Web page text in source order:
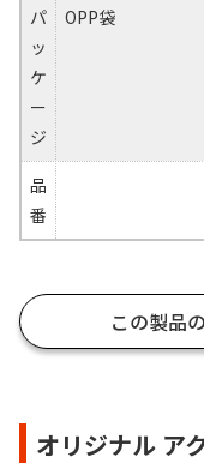
パ
ッ
ケ
ー
ジ
OPP袋
品
番
この製品
オリジナル ア